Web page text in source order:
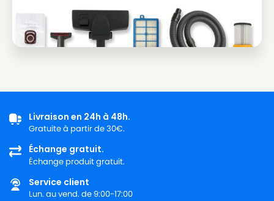
Livraison en 24h à 48h.
Gratuite à partir de 30€.
Échange gratuit.
Échange produit gratuit.
Service client
Lun. au vend. de 9:00-17:00